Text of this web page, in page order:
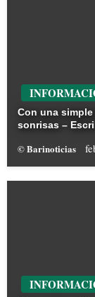
Con una
sonrisas –
© Barinoticias